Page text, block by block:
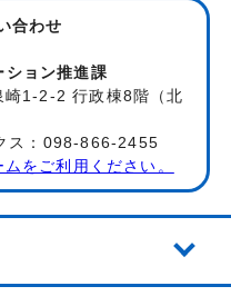
合わせ
ョン推進課
1-2-2 行政棟8階（北
ス：098-866-2455
をご利用ください。